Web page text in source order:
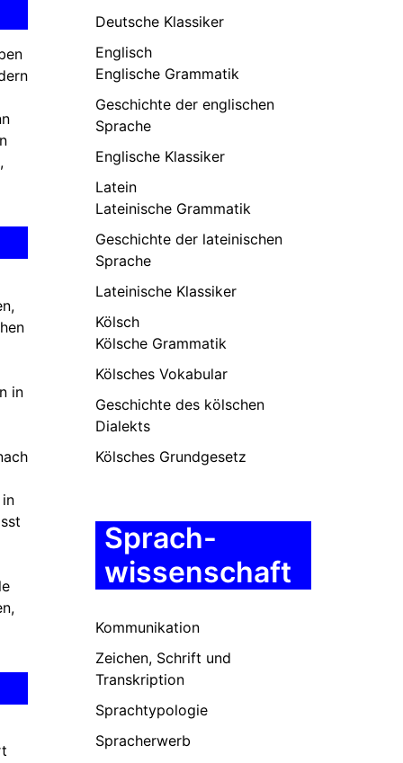
in
Deutsche Klassiker
Englisch
Englische Grammatik
Geschichte der englischen
Sprache
Englische Klassiker
Latein
Lateinische Grammatik
Geschichte der lateinischen
Sprache
Lateinische Klassiker
Kölsch
Kölsche Grammatik
Kölsches Vokabular
Geschichte des kölschen
Dialekts
Kölsches Grundgesetz
Sprach-
wissenschaft
Kommunikation
Zeichen, Schrift und
Transkription
Sprachtypologie
Spracherwerb